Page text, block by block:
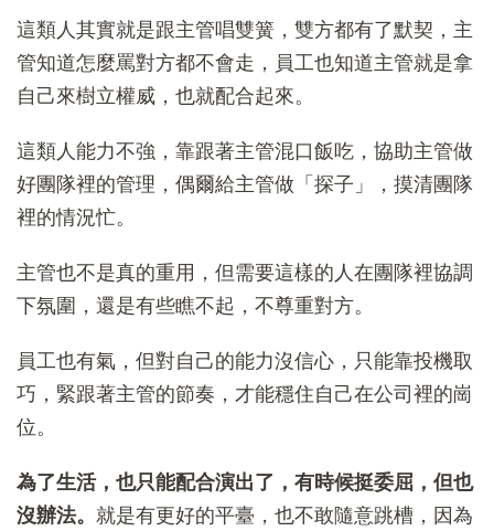
這類人其實就是跟主管唱雙簧，雙方都有了默契，主
管知道怎麼罵對方都不會走，員工也知道主管就是拿
自己來樹立權威，也就配合起來。
這類人能力不強，靠跟著主管混口飯吃，協助主管做
好團隊裡的管理，偶爾給主管做「探子」，摸清團隊
裡的情況忙。
主管也不是真的重用，但需要這樣的人在團隊裡協調
下氛圍，還是有些瞧不起，不尊重對方。
員工也有氣，但對自己的能力沒信心，只能靠投機取
巧，緊跟著主管的節奏，才能穩住自己在公司裡的崗
位。
為了生活，也只能配合演出了，有時候挺委屈，但也
沒辦法。 就是有更好的平臺，也不敢隨意跳槽，因為